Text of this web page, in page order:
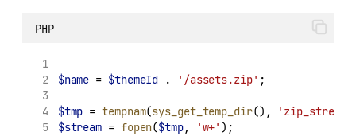
PHP
$name = $themeId . '/assets.zip' ;
$tmp = tempnam(sys_get_temp_dir(), 'zip_stream'
$stream = fopen($tmp, 'w+' );